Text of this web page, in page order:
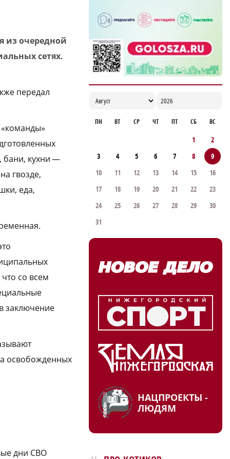
из очередной
сетях.
передал
бани, кухни —
гвозде,
еда,
со всем
заключение
освобожденных
дни СВО
области в «красивую дату»
10:05
ПН ВТ СР ЧТ ПТ СБ ВС
1
2
3
4 5 6 7 8
9
10
11 12 13 14 15
16
17
18 19 20 21 22
23
24
25 26 27 28 29
30
31
НАЦПРОЕКТЫ -
ЛЮДЯМ